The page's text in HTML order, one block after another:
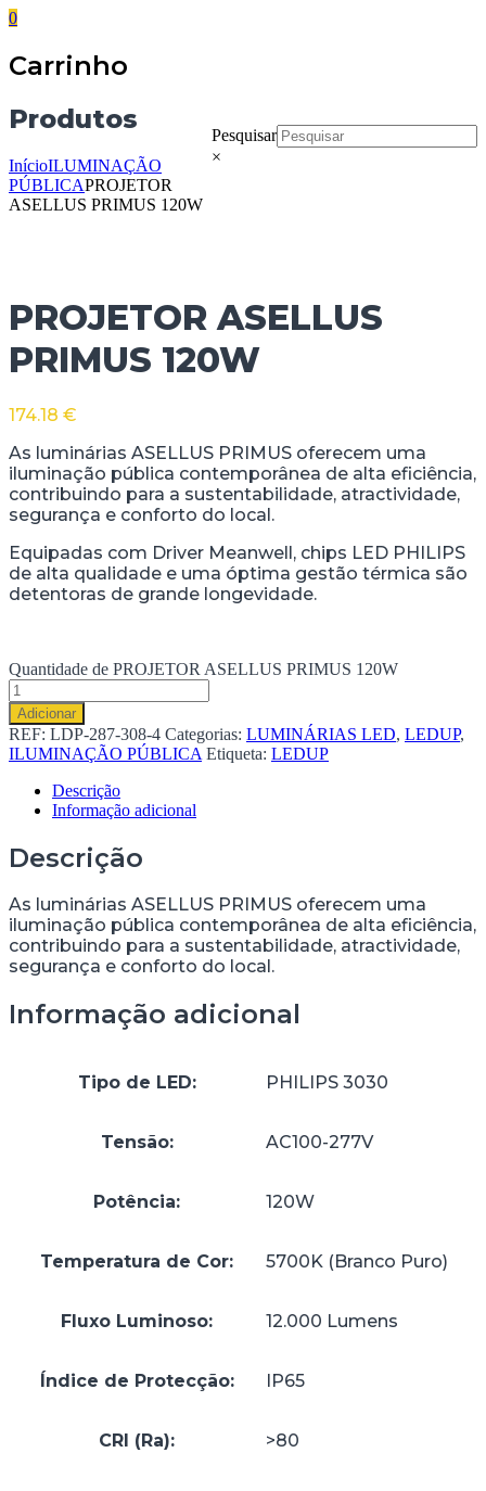
0
Carrinho
Pesquisar
×
Produtos
InícioILUMINAÇÃO
PÚBLICAPROJETOR
ASELLUS PRIMUS 120W
PROJETOR ASELLUS
PRIMUS 120W
174.18 €
As luminárias ASELLUS PRIMUS oferecem uma
iluminação pública contemporânea de alta eficiência,
contribuindo para a sustentabilidade, atractividade,
segurança e conforto do local.
Equipadas com Driver Meanwell, chips LED PHILIPS
de alta qualidade e uma óptima gestão térmica são
detentoras de grande longevidade.
Quantidade de PROJETOR ASELLUS PRIMUS 120W
Adicionar
REF: LDP-287-308-4 Categorias: LUMINÁRIAS LED, LEDUP,
ILUMINAÇÃO PÚBLICA Etiqueta: LEDUP
Descrição
Informação adicional
Descrição
As luminárias ASELLUS PRIMUS oferecem uma
iluminação pública contemporânea de alta eficiência,
contribuindo para a sustentabilidade, atractividade,
segurança e conforto do local.
Informação adicional
Tipo de LED: PHILIPS 3030
Tensão: AC100-277V
Potência: 120W
Temperatura de Cor: 5700K (Branco Puro)
Fluxo Luminoso: 12.000 Lumens
Índice de Protecção: IP65
CRI (Ra): >80